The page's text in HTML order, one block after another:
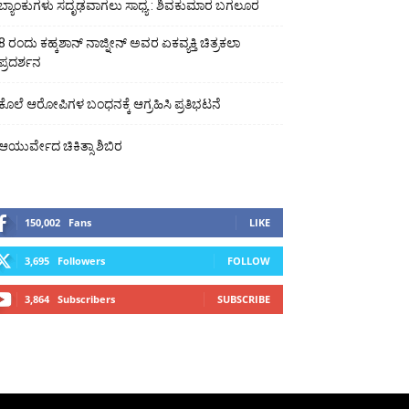
ಸದೃಢವಾಗಲು ಸಾಧ್ಯ : ಶಿವಕುಮಾರ ಬಗಲೂರ
ರಂದು ಕಹ್ಕಶಾನ್ ನಾಜ್ನೀನ್ ಅವರ ಏಕವ್ಯಕ್ತಿ ಚಿತ್ರಕಲಾ
ಆರೋಪಿಗಳ ಬಂಧನಕ್ಕೆ ಆಗ್ರಹಿಸಿ ಪ್ರತಿಭಟನೆ
ಚಿಕಿತ್ಸಾ ಶಿಬಿರ
150,002 Fans LIKE
3,695 Followers FOLLOW
3,864 Subscribers SUBSCRIBE